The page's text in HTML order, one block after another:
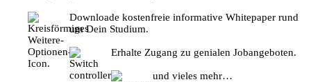
Downloade kostenfreie informative Whitepaper rund
um Dein Studium.
Erhalte Zugang zu genialen Jobangeboten.
und vieles mehr…